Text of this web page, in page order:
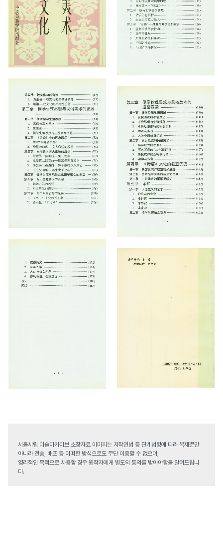
서울시립 미술아카이브 소장자료 이미지는 저작권법 등 관계법령에 따라 복제뿐만
아니라 전송, 배포 등 어떠한 방식으로도 무단 이용할 수 없으며,
영리적인 목적으로 사용할 경우 원작자에게 별도의 동의를 받아야함을 알려드립니
다.